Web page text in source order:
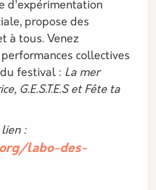
d'expérimentation
propose des
à tous. Venez
collectives
festival : La mer
G.E.S.T.E.S et Fête ta
:
labo-des-